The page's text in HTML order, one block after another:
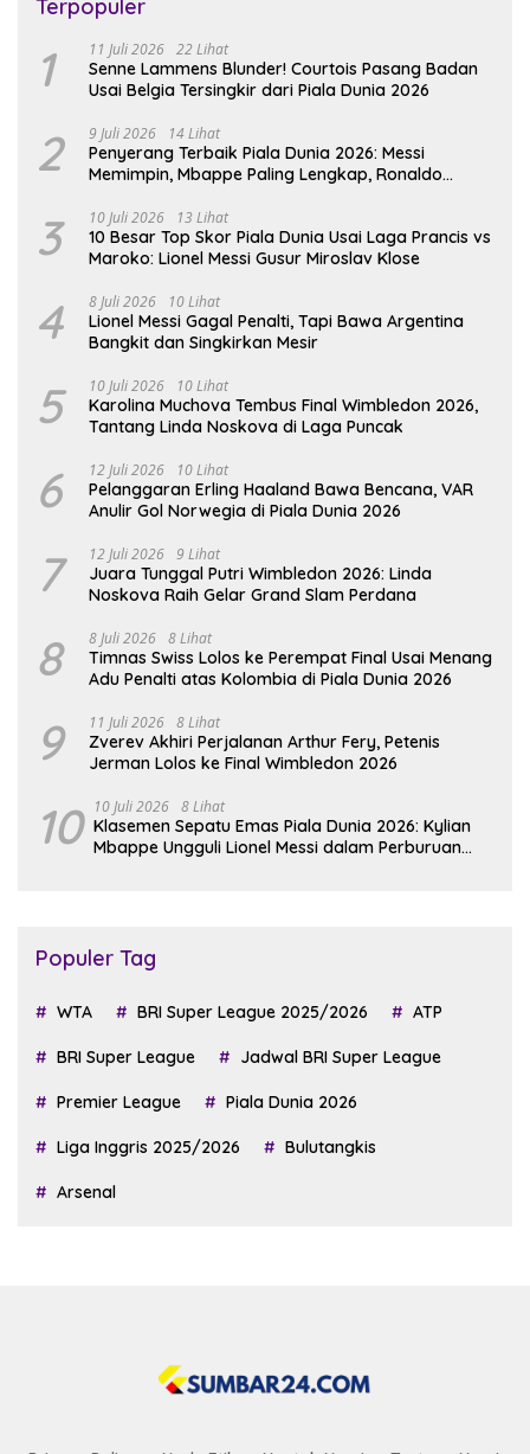
Terpopuler
1 11 Juli 2026 22 Lihat
Senne Lammens Blunder! Courtois Pasang Badan
Usai Belgia Tersingkir dari Piala Dunia 2026
2 9 Juli 2026 14 Lihat
Penyerang Terbaik Piala Dunia 2026: Messi
Memimpin, Mbappe Paling Lengkap, Ronaldo
3 10 Juli 2026 13 Lihat
10 Besar Top Skor Piala Dunia Usai Laga Prancis vs
Maroko: Lionel Messi Gusur Miroslav Klose
4 8 Juli 2026 10 Lihat
Lionel Messi Gagal Penalti, Tapi Bawa Argentina
Bangkit dan Singkirkan Mesir
5 10 Juli 2026 10 Lihat
Karolina Muchova Tembus Final Wimbledon 2026,
Tantang Linda Noskova di Laga Puncak
6 12 Juli 2026 10 Lihat
Pelanggaran Erling Haaland Bawa Bencana, VAR
Anulir Gol Norwegia di Piala Dunia 2026
7 12 Juli 2026 9 Lihat
Juara Tunggal Putri Wimbledon 2026: Linda
Noskova Raih Gelar Grand Slam Perdana
8 8 Juli 2026 8 Lihat
Timnas Swiss Lolos ke Perempat Final Usai Menang
Adu Penalti atas Kolombia di Piala Dunia 2026
9 11 Juli 2026 8 Lihat
Zverev Akhiri Perjalanan Arthur Fery, Petenis
Jerman Lolos ke Final Wimbledon 2026
10 10 Juli 2026 8 Lihat
Klasemen Sepatu Emas Piala Dunia 2026: Kylian
Mbappe Ungguli Lionel Messi dalam Perburuan
Populer Tag
WTA BRI Super League 2025/2026 ATP
BRI Super League Jadwal BRI Super League
Premier League Piala Dunia 2026
Liga Inggris 2025/2026 Bulutangkis
Arsenal